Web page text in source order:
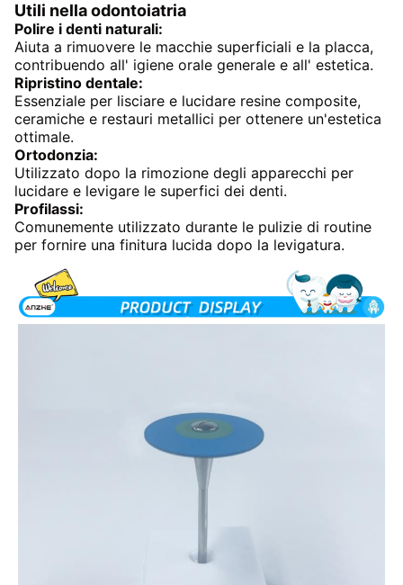
Utili nella odontoiatria
Polire i denti naturali:
Aiuta a rimuovere le macchie superficiali e la placca,
contribuendo all' igiene orale generale e all' estetica.
Ripristino dentale:
Essenziale per lisciare e lucidare resine composite,
ceramiche e restauri metallici per ottenere un'estetica
ottimale.
Ortodonzia:
Utilizzato dopo la rimozione degli apparecchi per
lucidare e levigare le superfici dei denti.
Profilassi:
Comunemente utilizzato durante le pulizie di routine
per fornire una finitura lucida dopo la levigatura.